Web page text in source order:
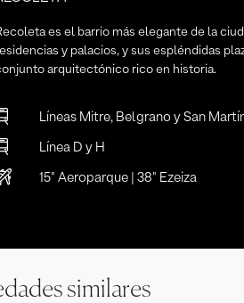
es el barrio más elegante de la
y palacios, y sus espléndidas
arquitectónico rico en historia.
Líneas Mitre, Belgrano y San
Línea D y H
15" Aeroparque | 38" Ezeiza
similares